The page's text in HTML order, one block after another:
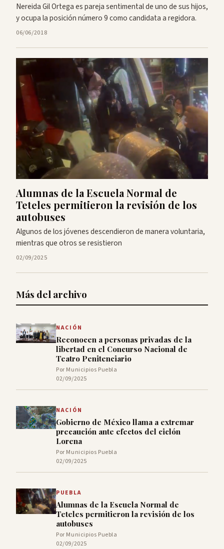
Nereida Gil Ortega es pareja sentimental de uno de sus hijos,
y ocupa la posición número 9 como candidata a regidora.
06/06/2018
Alumnas de la Escuela Normal de
Teteles permitieron la revisión de los
autobuses
Algunos de los jóvenes descendieron de manera voluntaria,
mientras que otros se resistieron
02/09/2025
Más del archivo
NACIÓN
Reconocen a personas privadas de la
libertad en el Concurso Nacional de
Teatro Penitenciario
Por Municipios Puebla
02/09/2025
NACIÓN
Gobierno de México llama a extremar
precaución ante efectos del ciclón
Lorena
Por Municipios Puebla
02/09/2025
PUEBLA
Alumnas de la Escuela Normal de
Teteles permitieron la revisión de los
autobuses
Por Municipios Puebla
02/09/2025